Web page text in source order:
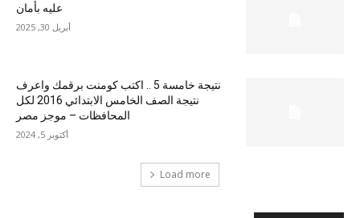
عليه بأمان
أبريل 30, 2025
نتيجة خامسة 5 .. اكتب كومنت برقمك واعرف
نتيجة الصف الخامس الابتدائي 2016 لكل
المحافظات – موجز مصر
أكتوبر 5, 2024
Load more